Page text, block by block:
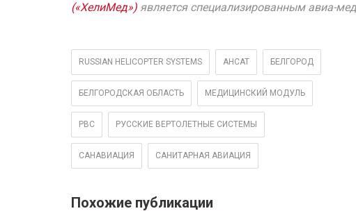
(«ХелиМед») является специализированным авиа-
RUSSIAN HELICOPTER SYSTEMS АНСАТ БЕЛГОРОД
БЕЛГОРОДСКАЯ ОБЛАСТЬ МЕДИЦИНСКИЙ МОДУЛЬ
РВС РУССКИЕ ВЕРТОЛЕТНЫЕ СИСТЕМЫ
САНАВИАЦИЯ САНИТАРНАЯ АВИАЦИЯ
Похожие публикации